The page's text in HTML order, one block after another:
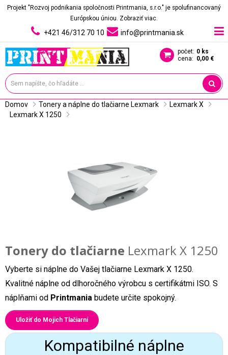
Projekt "Rozvoj podnikania spoločnosti Printmania, s.r.o." je spolufinancovaný
Európskou úniou. Zobraziť viac.
+421 46/312 70 10 info@printmania.sk
počet: 0 ks
cena: 0,00 €
Domov Tonery a náplne do tlačiarne Lexmark
Lexmark X
Lexmark X 1250
Tonery do tlačiarne Lexmark X 1250
Vyberte si náplne do Vašej tlačiarne Lexmark X 1250.
Kvalitné náplne od dlhoročného výrobcu s certifikátmi ISO. S
náplňami od Printmania budete určite spokojný.
Uložiť do Mojich Tlačiarní
Kompatibilné náplne